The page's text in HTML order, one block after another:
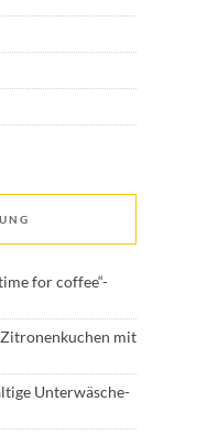
for coffee“-
mit
Unterwäsche-